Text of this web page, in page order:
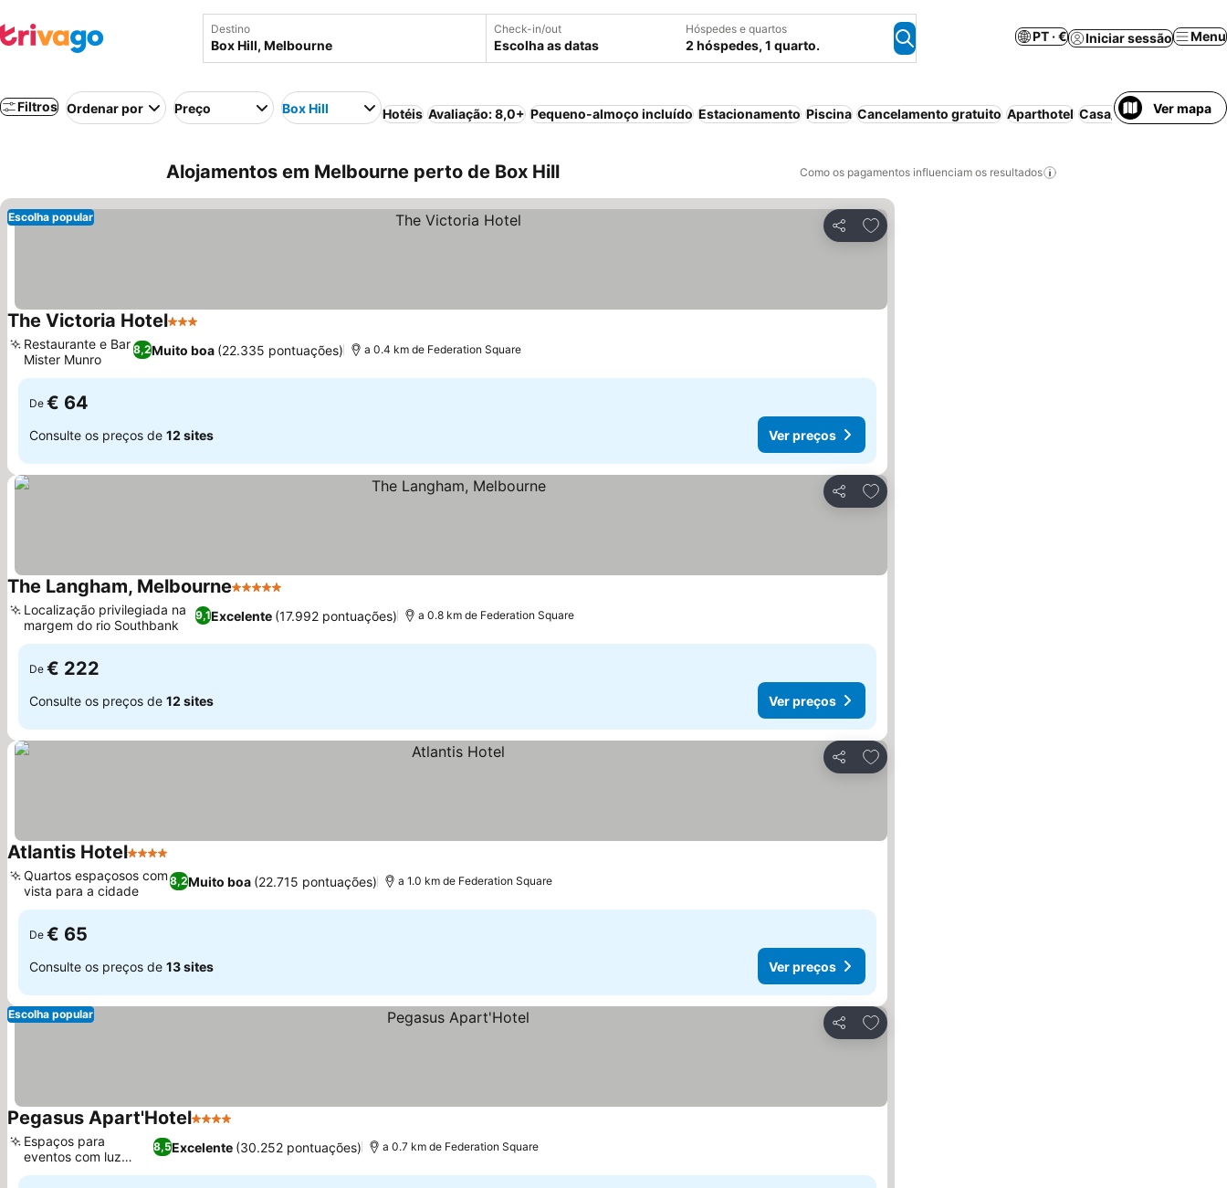
Destino Check-in/out
Escolha as datas
Hóspedes e quartos
2 hóspedes, 1 quarto.
PT · € Iniciar sessão Menu
Filtros Ordenar por Preço Box Hill Hotéis Avaliação: 8,0+ Pequeno-almoço incluído Estacionamento Piscina Cancelamento gratuito Aparthotel Casa/apartamento
Ver mapa
Alojamentos em Melbourne perto de Box Hill Como os pagamentos influenciam os resultados
Partilhar
Adicionar aos favoritos
Escolha popular
The Victoria Hotel3 Estrelas
8,2Muito boa (22.335 pontuações)
Restaurante e Bar
Mister Munro
a 0.4 km de Federation Square
De € 64
Consulte os preços de 12 sites Ver preços
Partilhar
Adicionar aos favoritos
The Langham, Melbourne5 Estrelas
9,1Excelente (17.992 pontuações)
Localização privilegiada na
margem do rio Southbank
a 0.8 km de Federation Square
De € 222
Consulte os preços de 12 sites Ver preços
Partilhar
Adicionar aos favoritos
Atlantis Hotel4 Estrelas
8,2Muito boa (22.715 pontuações)
Quartos espaçosos com
vista para a cidade
a 1.0 km de Federation Square
De € 65
Consulte os preços de 13 sites Ver preços
Partilhar
Adicionar aos favoritos
Escolha popular
Pegasus Apart'Hotel4 Estrelas
8,5Excelente (30.252 pontuações)
Espaços para
eventos com luz
natural
a 0.7 km de Federation Square